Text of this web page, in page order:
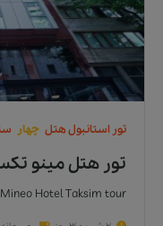
تور استانبولهتل چهار
تور هتل مینو
Mineo Hotel Taksim tour